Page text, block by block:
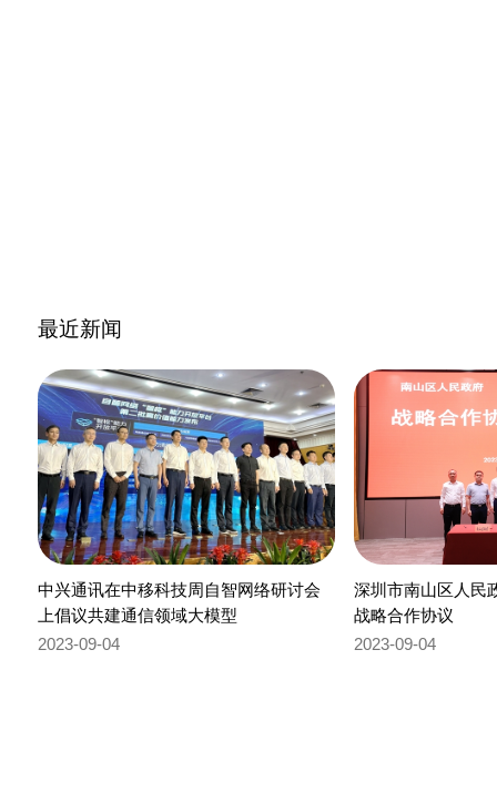
最近新闻
中兴通讯在中移科技周自智网络研讨会
上倡议共建通信领域大模型
2023-09-04
深圳市南山区人民
战略合作协议
2023-09-04